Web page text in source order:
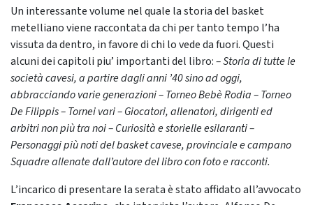
Un interessante volume nel quale la storia del basket
metelliano viene raccontata da chi per tanto tempo l’ha
vissuta da dentro, in favore di chi lo vede da fuori. Questi
alcuni deicapitoli piu’ importanti del libro:– Storia di tutte le
società cavesi, a partire dagli anni ’40 sino ad oggi,
abbracciando varie generazioni – Torneo Bebè Rodia – Torneo
De Filippis – Tornei vari – Giocatori, allenatori, dirigenti ed
arbitri non più tra noi – Curiosità e storielle esilaranti –
Personaggi più noti del basket cavese, provinciale e campano
Squadre allenate dall’autore del libro con foto e racconti.
L’incarico di presentare la serata è stato affidato all’avvocato